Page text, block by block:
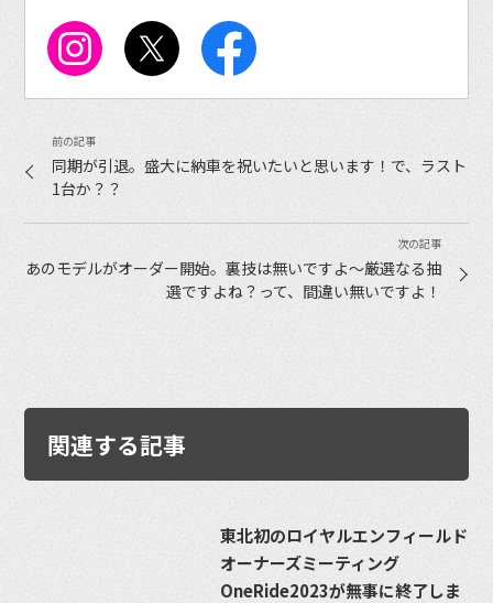
同期が引退。盛大に納車を祝いたいと思います！で、ラスト
1台か？？
あのモデルがオーダー開始。裏技は無いですよ〜厳選なる抽
選ですよね？って、間違い無いですよ！
関連する記事
東北初のロイヤルエンフィールド
オーナーズミーティング
OneRide2023が無事に終了しま